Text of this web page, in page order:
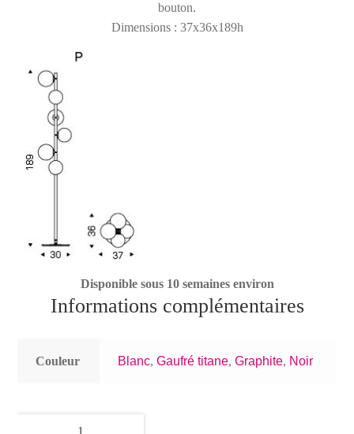
bouton.
Dimensions : 37x36x189h
Disponible sous 10 semaines environ
Informations complémentaires
Couleur Blanc,Gaufré titane,Graphite, Noir